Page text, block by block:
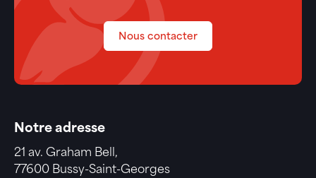
Nous contacter
Notre adresse
21 av. Graham Bell,
77600 Bussy-Saint-Georges